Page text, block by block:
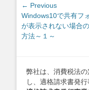
投
稿
ナ
ビ
シ
ョ
← Previous
Previous
post:
Windows10で共有フ
が表示されない場合
方法～１～
弊社は、消費税法
し、適格請求書発